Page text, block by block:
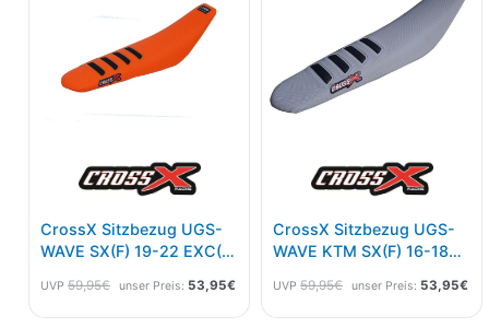
CrossX Sitzbezug UGS-
WAVE SX(F) 19-22 EXC(F)
UVP 59,95€ unser Preis: 53,95€
CrossX Sitzbezug UGS-
WAVE KTM SX(F) 16-18
Schwarz
UVP 59,95€ unser Preis: 53,95€